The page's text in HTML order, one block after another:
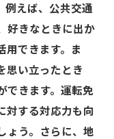
例えば、公共交通
好きなときに出か
用できます。ま
思い立ったとき
できます。運転免
対する対応力も向
ょう。さらに、地